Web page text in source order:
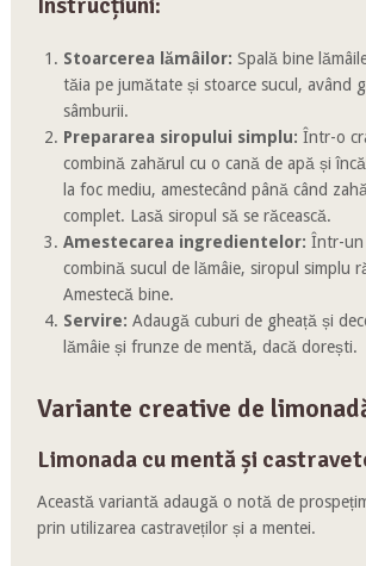
Stoarcerea lămâilor: Spală bine
tăia pe jumătate și stoarce sucul, având
sâmburii.
Prepararea siropului simplu: Într-o
combină zahărul cu o cană de apă și
la foc mediu, amestecând până când
complet. Lasă siropul să se răcească.
Amestecarea ingredientelor: Într-un
combină sucul de lămâie, siropul simplu
Amestecă bine.
Servire: Adaugă cuburi de gheață și
lămâie și frunze de mentă, dacă dorești.
Variante creative de
Limonada cu mentă și
Această variantă adaugă o notă de
prin utilizarea castraveților și a mentei.